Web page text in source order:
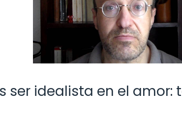
ser idealista en el